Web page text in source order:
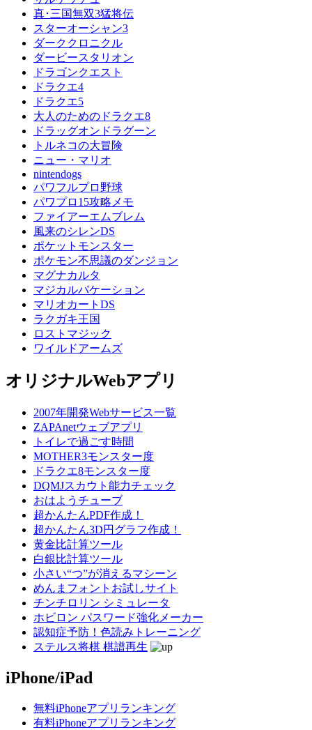
真･三国無双3猛将伝
スターオーシャン3
ダーククロニクル
ダービースタリオン
ドラゴンクエスト
ドラクエ4
ドラクエ5
大人のためのドラクエ8
ドラッグオンドラグーン
トルネコの大冒険
ニュー・マリオ
nintendogs
パワフルプロ野球
パワプロ15攻略メモ
ファイアーエムブレム
風来のシレンDS
ポケットモンスター
ポケモン不思議のダンジョン
マグナカルタ
マジカルバケーション
マリオカートDS
ラクガキ王国
ロストマジック
ワイルドアームズ
オリジナルWebアプリ
2007年開発Webサービス一覧
ZAPAnetウェブアプリ
トイレで過ごす時間
MOTHER3モンスター度
ドラクエ8モンスター度
DQMJスカウト能力チェック
おはようチューブ
超かんたんPDF作成！
超かんたん3D円グラフ作成！
黄金比計算ツール
白銀比計算ツール
小さい“つ”が消えるマシーン
めんまフォントお試しサイト
チンチロリン シミュレータ
ホビロン パスワード強化メーカー
認知症予防！色読みトレーニング
ステルス将棋 棋譜再生
iPhone/iPad
無料iPhoneアプリランキング
有料iPhoneアプリランキング